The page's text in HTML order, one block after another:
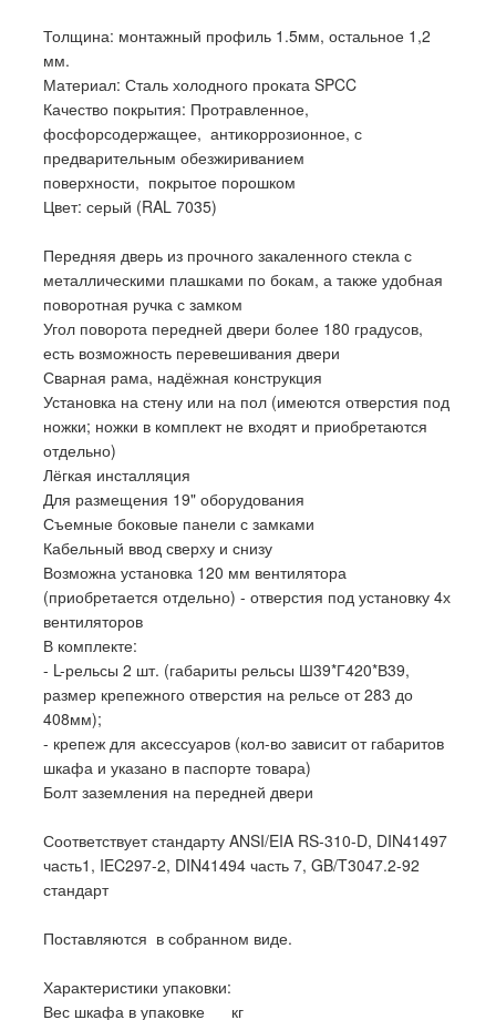
Толщина: монтажный профиль 1.5мм, остальное 1,2
мм.
Материал: Сталь холодного проката SPCC
Качество покрытия: Протравленное,
фосфорсодержащее, антикоррозионное, с
предварительным обезжириванием
поверхности, покрытое порошком
Цвет: серый (RAL 7035)
Передняя дверь из прочного закаленного стекла с
металлическими плашками по бокам, а также удобная
поворотная ручка с замком
Угол поворота передней двери более 180 градусов,
есть возможность перевешивания двери
Сварная рама, надёжная конструкция
Установка на стену или на пол (имеются отверстия под
ножки; ножки в комплект не входят и приобретаются
отдельно)
Лёгкая инсталляция
Для размещения 19" оборудования
Съемные боковые панели с замками
Кабельный ввод сверху и снизу
Возможна установка 120 мм вентилятора
(приобретается отдельно) - отверстия под установку 4х
вентиляторов
В комплекте:
- L-рельсы 2 шт. (габариты рельсы Ш39*Г420*В39,
размер крепежного отверстия на рельсе от 283 до
408мм);
- крепеж для аксессуаров (кол-во зависит от габаритов
шкафа и указано в паспорте товара)
Болт заземления на передней двери
Соответствует стандарту ANSI/EIA RS-310-D, DIN41497
часть1, IEC297-2, DIN41494 часть 7, GB/T3047.2-92
стандарт
Поставляются в собранном виде.
Характеристики упаковки:
Вес шкафа в упаковке кг